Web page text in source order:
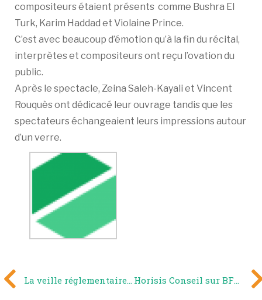
compositeurs étaient présents comme Bushra El
Turk, Karim Haddad et Violaine Prince.
C’est avec beaucoup d’émotion qu’à la fin du récital,
interprètes et compositeurs ont reçu l’ovation du
public.
Après le spectacle, Zeina Saleh-Kayali et Vincent
Rouquès ont dédicacé leur ouvrage tandis que les
spectateurs échangeaient leurs impressions autour
d’un verre.
La veille réglementaire, un défi à relever de toute urgence ? Horisis Conseil sur BFM Business